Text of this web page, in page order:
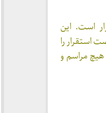
است. این
را
مراسم و